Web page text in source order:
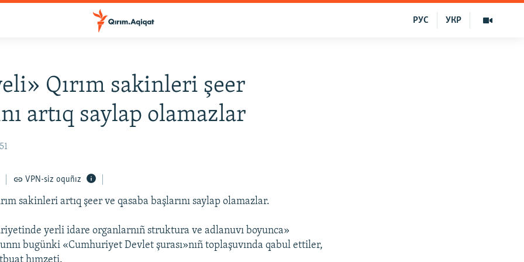
УКР
РУС
Qırım sakinleri şeer
artıq saylap olamazlar
VPN-siz oquñız
sakinleri artıq şeer ve qasaba başlarını saylap olamazlar.
yerli idare organlarnıñ struktura ve adlanuvı boyunca»
bugünki «Cumhuriyet Devlet şurası»nıñ toplaşuvında qabul ettiler,